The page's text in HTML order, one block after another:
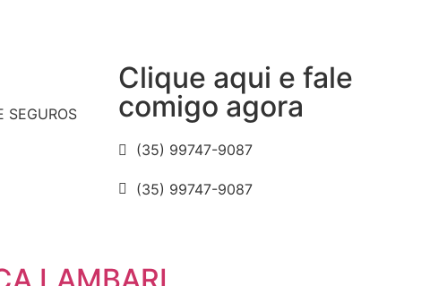
SEGUROS
Clique aqui e fale
comigo agora
(35) 99747-9087
(35) 99747-9087